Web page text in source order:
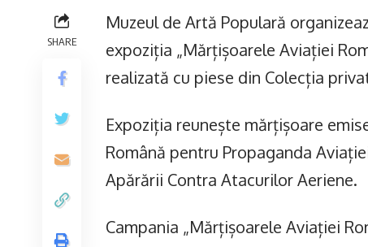
SHARE
Muzeul de Artă Populară
expoziția „Mărțișoarele Aviației
realizată cu piese din Colecția
Expoziția reunește mărțișoare
Română pentru Propaganda
Apărării Contra Atacurilor Aeriene.
Campania „Mărțișoarele Aviației